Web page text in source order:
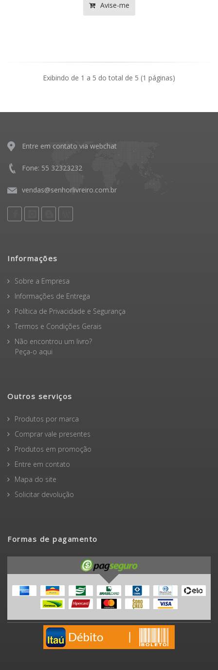
Avise-me
Exibindo de 1 a 5 do total de 5 (1 páginas)
Entre em contato via webchat
Fone: 55 32323232
vendas@senhorlivreiro.com.br
Informações
Sobre a Empresa
Informações de Entrega
Política de Privacidade e Segurança
Termos e Condições Gerais
Não encontrou um livro?
Peça-o aqui
Outros serviços
Produtos por marca
Comprar vale presentes
Produtos em promoção
Entre em contato
Mapa do site
Solicitar devolução
Formas de pagamento